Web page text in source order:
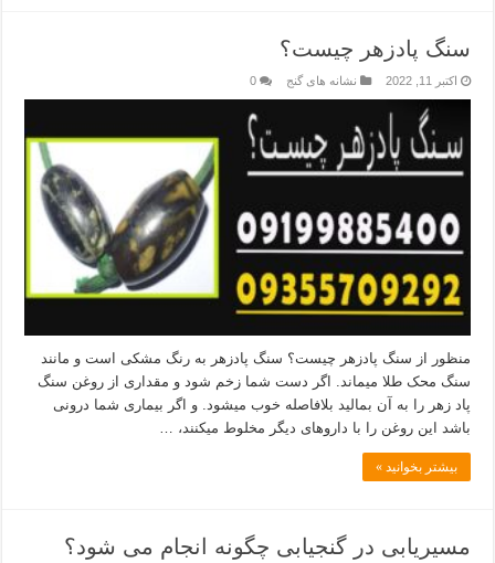
سنگ پادزهر چیست؟
اکتبر 11, 2022 نشانه های گنج 0
منظور از سنگ پادزهر چیست؟ سنگ پادزهر به رنگ مشکی است و مانند
سنگ محک طلا میماند. اگر دست شما زخم شود و مقداری از روغن سنگ
پاد زهر را به آن بمالید بلافاصله خوب میشود. و اگر بیماری شما درونی
باشد این روغن را با داروهای دیگر مخلوط میکنند، …
بیشتر بخوانید »
مسیریابی در گنجیابی چگونه انجام می شود؟